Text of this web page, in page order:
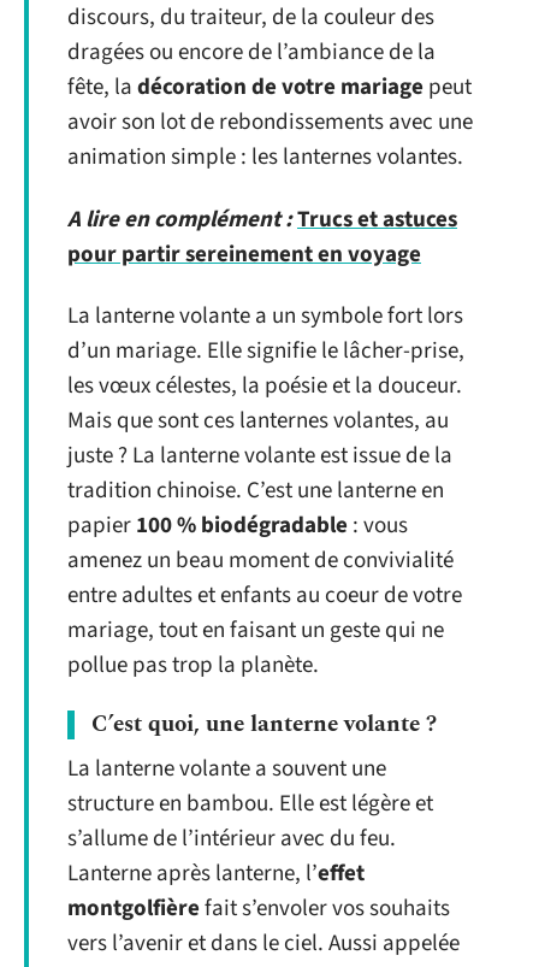
discours, du traiteur, de la couleur des
dragées ou encore de l’ambiance de la
fête, ladécoration de votre mariage peut
avoir son lot de rebondissements avec une
animation simple : les lanternes volantes.
A lire en complément :Trucs et astuces
pour partir sereinement en voyage
La lanterne volante a un symbole fort lors
d’un mariage. Elle signifie le lâcher-prise,
les vœux célestes, la poésie et la douceur.
Mais que sont ces lanternes volantes, au
juste ? La lanterne volante est issue de la
tradition chinoise. C’est une lanterne en
papier100 % biodégradable : vous
amenez un beau moment de convivialité
entre adultes et enfants au coeur de votre
mariage, tout en faisant un geste qui ne
pollue pas trop la planète.
C’est quoi, une lanterne volante ?
La lanterne volante a souvent une
structure en bambou. Elle est légère et
s’allume de l’intérieur avec du feu.
Lanterne après lanterne, l’effet
montgolfièrefait s’envoler vos souhaits
vers l’avenir et dans le ciel. Aussi appelée